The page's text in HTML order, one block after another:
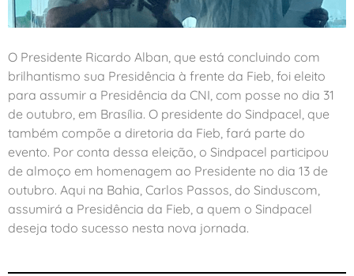
O Presidente Ricardo Alban, que está concluindo com
brilhantismo sua Presidência à frente da Fieb, foi eleito
para assumir a Presidência da CNI, com posse no dia 31
de outubro, em Brasília. O presidente do Sindpacel, que
também compõe a diretoria da Fieb, fará parte do
evento. Por conta dessa eleição, o Sindpacel participou
de almoço em homenagem ao Presidente no dia 13 de
outubro. Aqui na Bahia, Carlos Passos, do Sinduscom,
assumirá a Presidência da Fieb, a quem o Sindpacel
deseja todo sucesso nesta nova jornada.